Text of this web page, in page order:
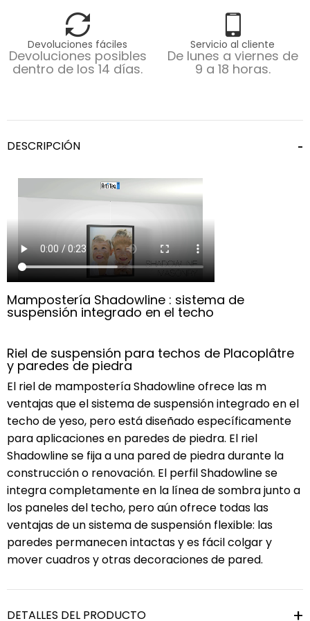
Devoluciones fáciles
Devoluciones posibles
dentro de los 14 días.
Servicio al cliente
De lunes a viernes de
9 a 18 horas.
DESCRIPCIÓN
Mampostería Shadowline : sistema de
suspensión integrado en el techo
Riel de suspensión para techos de Placoplâtre
y paredes de piedra
El riel de mampostería Shadowline ofrece las m
ventajas que el sistema de suspensión integrado en el
techo de yeso, pero está diseñado específicamente
para aplicaciones en paredes de piedra. El riel
Shadowline se fija a una pared de piedra durante la
construcción o renovación. El perfil Shadowline se
integra completamente en la línea de sombra junto a
los paneles del techo, pero aún ofrece todas las
ventajas de un sistema de suspensión flexible: las
paredes permanecen intactas y es fácil colgar y
mover cuadros y otras decoraciones de pared.
DETALLES DEL PRODUCTO